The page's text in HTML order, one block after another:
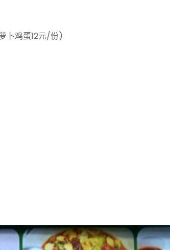
卜鸡蛋12元/份)